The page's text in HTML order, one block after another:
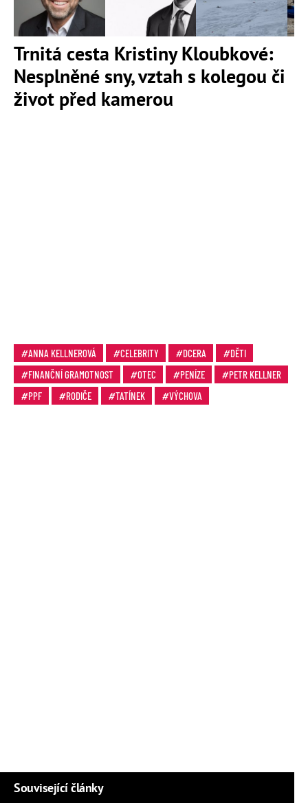
Trnitá cesta Kristiny Kloubkové:
Nesplněné sny, vztah s kolegou či
život před kamerou
ANNA KELLNEROVÁ CELEBRITY DCERA
DĚTI
FINANČNÍ GRAMOTNOST
OTEC PENÍZE
PETR KELLNER
PPF
RODIČE TATÍNEK VÝCHOVA
Související články